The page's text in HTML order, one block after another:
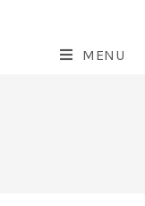
MENU